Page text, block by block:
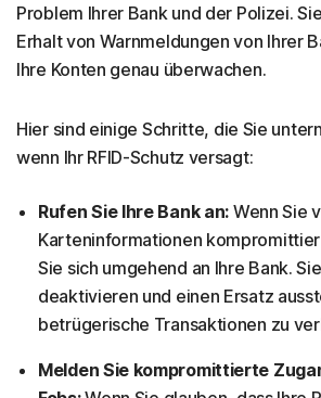
Problem Ihrer Bank und der Polizei.
Erhalt von Warnmeldungen von Ihrer
Ihre Konten genau überwachen.
Hier sind einige Schritte, die Sie
wenn Ihr RFID-Schutz versagt:
Rufen Sie Ihre Bank an: Wenn Sie
Karteninformationen
Sie sich umgehend an Ihre Bank.
deaktivieren und einen Ersatz
betrügerische Transaktionen zu
Melden Sie kompromittierte